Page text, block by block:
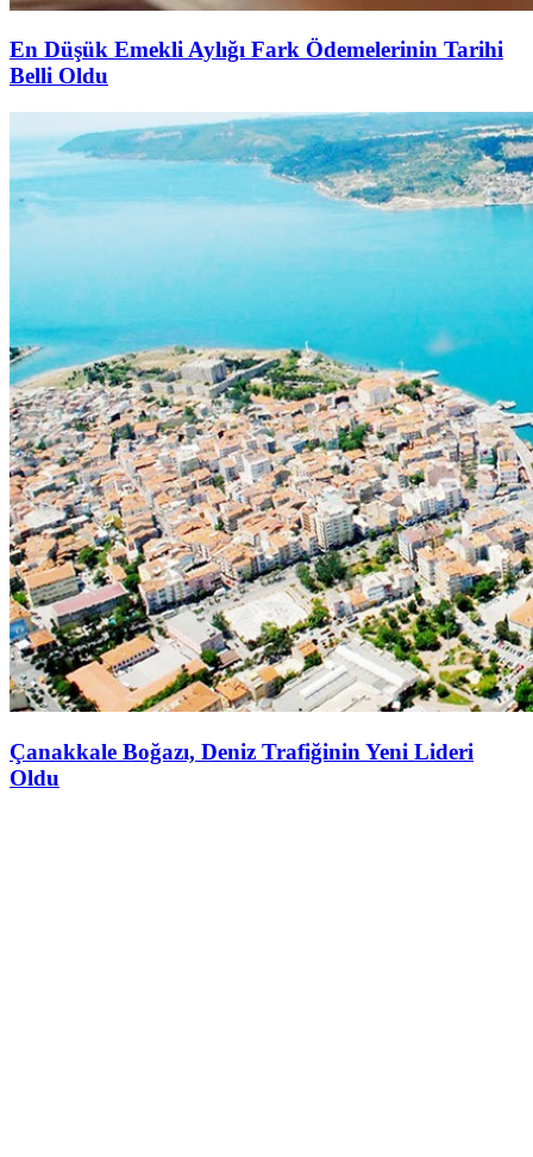
En Düşük Emekli Aylığı Fark Ödemelerinin Tarihi
Belli Oldu
Çanakkale Boğazı, Deniz Trafiğinin Yeni Lideri
Oldu